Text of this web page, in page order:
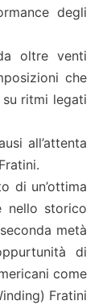
degli
oltre venti
che
ritmi legati
all’attenta
di un’ottima
nello storico
metà
di
come
Fratini